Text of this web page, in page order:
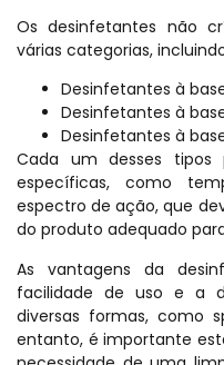
Os desinfetantes não
várias categorias,
Desinfetantes à
Desinfetantes à
Desinfetantes à
Cada um desses tipos
específicas, como
espectro de ação, que
do produto adequado
As vantagens da
facilidade de uso e a
diversas formas, como
entanto, é importante